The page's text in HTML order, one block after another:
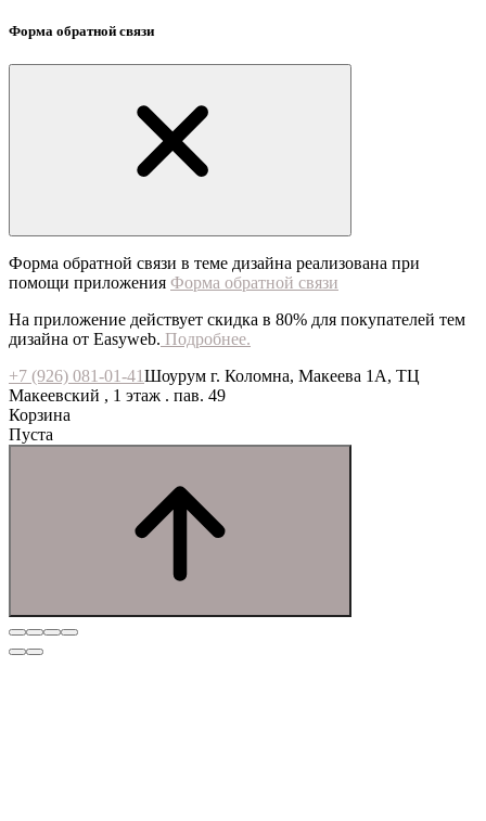
Форма обратной связи
Форма обратной связи в теме дизайна реализована при
помощи приложения Форма обратной связи
На приложение действует скидка в 80% для покупателей тем
дизайна от Easyweb. Подробнее.
+7 (926) 081-01-41Шоурум г. Коломна, Макеева 1А, ТЦ
Макеевский , 1 этаж . пав. 49
Корзина
Пуста